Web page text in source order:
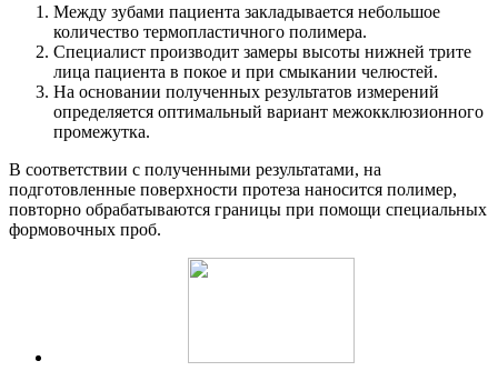
Между зубами пациента закладывается небольшое
количество термопластичного полимера.
Специалист производит замеры высоты нижней трите
лица пациента в покое и при смыкании челюстей.
На основании полученных результатов измерений
определяется оптимальный вариант межокклюзионного
промежутка.
В соответствии с полученными результатами, на
подготовленные поверхности протеза наносится полимер,
повторно обрабатываются границы при помощи специальных
формовочных проб.